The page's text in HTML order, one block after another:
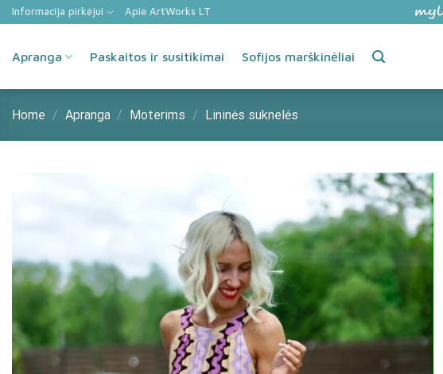
Skip
to
Informacija pirkėjui Apie ArtWorks LT
Apranga Paskaitos ir susitikimai Sofijos marškinėliai
Home / Apranga / Moterims / Lininės suknelės
Pridėti į
"Patikusios
prekės"